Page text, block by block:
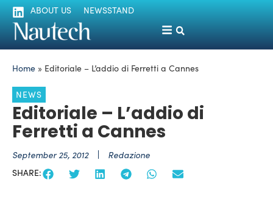
ABOUT US NEWSSTAND
Home » Editoriale – L’addio di Ferretti a Cannes
NEWS
Editoriale – L’addio di
Ferretti a Cannes
September 25, 2012 Redazione
SHARE: